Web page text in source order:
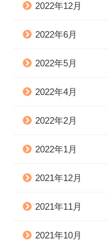
2022年12月
2022年6月
2022年5月
2022年4月
2022年2月
2022年1月
2021年12月
2021年11月
2021年10月